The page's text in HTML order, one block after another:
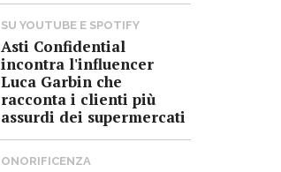
SU YOUTUBE E SPOTIFY
Asti Confidential
incontra l'influencer
Luca Garbin che
racconta i clienti più
assurdi dei supermercati
ONORIFICENZA